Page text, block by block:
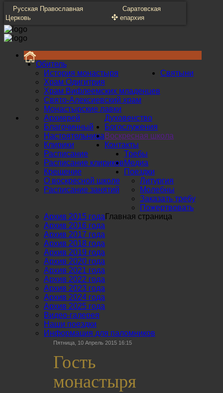
Русская Православная
Церковь
Саратовская
епархия
Обитель
История монастыря
Храм Одигитрия
Храм Вифлеемских младенцев
Свято-Алексиевский храм
Монастырские лавки
Святыни
Духовенство
Архиерей
Благочинный
Настоятельница
Клирики
Богослужения
Расписание
Расписание клириков
Крещение
Воскресная школа
О воскресной школе
Расписание занятий
Контакты
Требы
Литургия
Молебны
Заказать требу
Пожертвовать
Медиа
Архив 2015 года
Архив 2016 года
Архив 2017 года
Архив 2018 года
Архив 2019 года
Архив 2020 года
Архив 2021 года
Архив 2022 года
Архив 2023 года
Архив 2024 года
Архив 2025 года
Видео-галерея
Поездки
Наши поездки
Информация для паломников
Главная страница
Пятница, 10 Апрель 2015 16:15
Гость
монастыря